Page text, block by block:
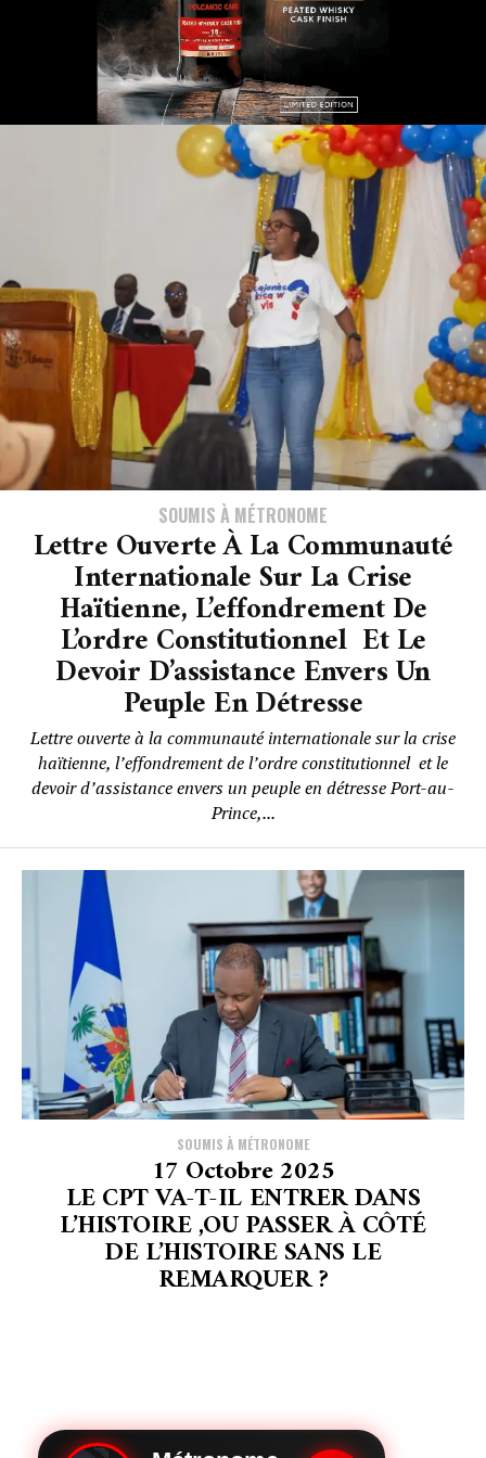
SOUMIS À MÉTRONOME
Lettre Ouverte À La Communauté
Internationale Sur La Crise
Haïtienne, L’effondrement De
L’ordre Constitutionnel Et Le
Devoir D’assistance Envers Un
Peuple En Détresse
Lettre ouverte à la communauté internationale sur la crise
haïtienne, l’effondrement de l’ordre constitutionnel et le
devoir d’assistance envers un peuple en détresse Port-au-
Prince,...
SOUMIS À MÉTRONOME
17 Octobre 2025
LE CPT VA-T-IL ENTRER DANS
L’HISTOIRE ,OU PASSER À CÔTÉ
DE L’HISTOIRE SANS LE
REMARQUER ?